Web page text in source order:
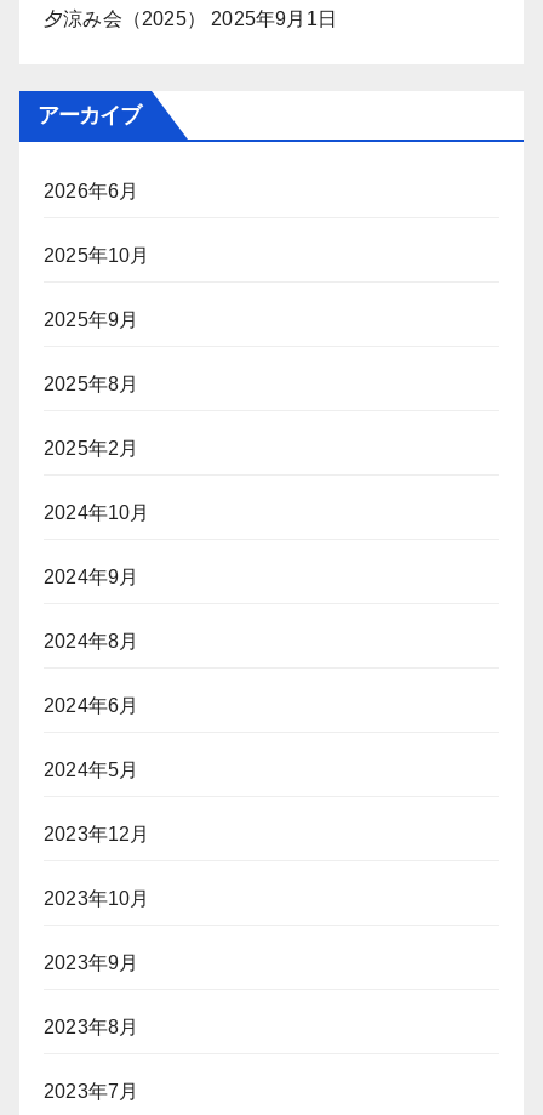
夕涼み会（2025） 2025年9月1日
アーカイブ
2026年6月
2025年10月
2025年9月
2025年8月
2025年2月
2024年10月
2024年9月
2024年8月
2024年6月
2024年5月
2023年12月
2023年10月
2023年9月
2023年8月
2023年7月